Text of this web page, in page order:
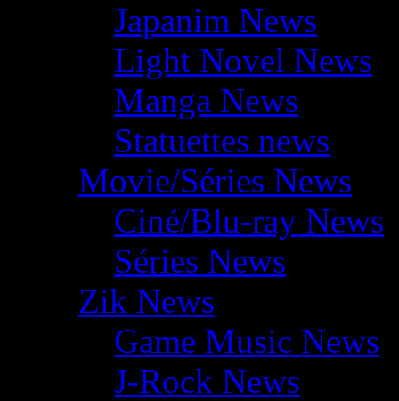
Japanim News
Light Novel News
Manga News
Statuettes news
Movie/Séries News
Ciné/Blu-ray News
Séries News
Zik News
Game Music News
J-Rock News